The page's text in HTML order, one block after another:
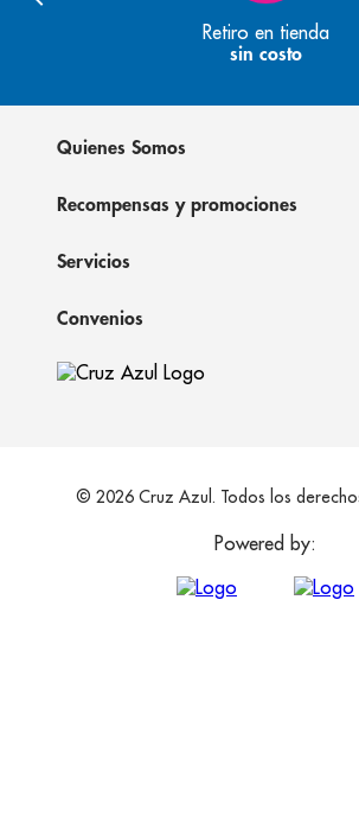
Retiro en tienda
sin costo
Quienes Somos
Recompensas y promociones
Servicios
Convenios
© 2026 Cruz Azul. Todos los
Powered by: